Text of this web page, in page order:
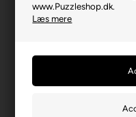
www.Puzzleshop.dk.
Læs mere
Producentadresse
Producent hjemmeside